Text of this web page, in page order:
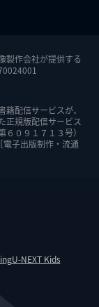
製作会社が提供する
配信サービスが、
正規版配信サービス
０９１７１３号）
電子出版制作・流通
U-NEXT Kids